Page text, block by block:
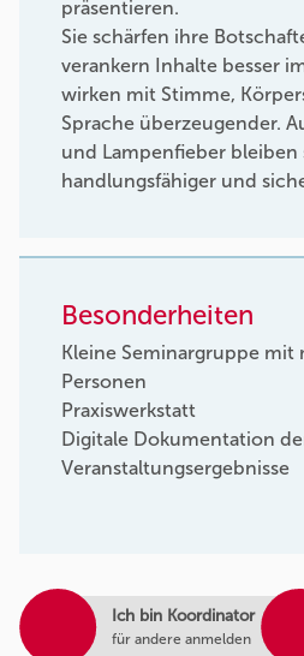
Ich bin Koordinator
für andere anmelden
präsentieren.
Sie schärfen ihre
verankern Inhalte besser
wirken mit Stimme,
Sprache überzeugender.
und Lampenfieber bleiben
handlungsfähiger und
Besonderheiten
Kleine Seminargruppe mit
Personen
Praxiswerkstatt
Digitale Dokumentation
Veranstaltungsergebnisse